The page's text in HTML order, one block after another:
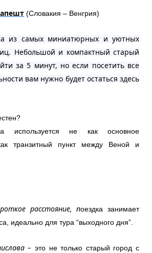
(Словакия – Венгрия)
из самых миниатюрных и уютных
Небольшой и компактный старый
за 5 минут, но если посетить все
вам нужно будет остаться здесь
используется не как основное
транзитный пункт между Веной и
расстояние, поездка занимает
идеально для тура “выходного дня”.
– это не только старый город с